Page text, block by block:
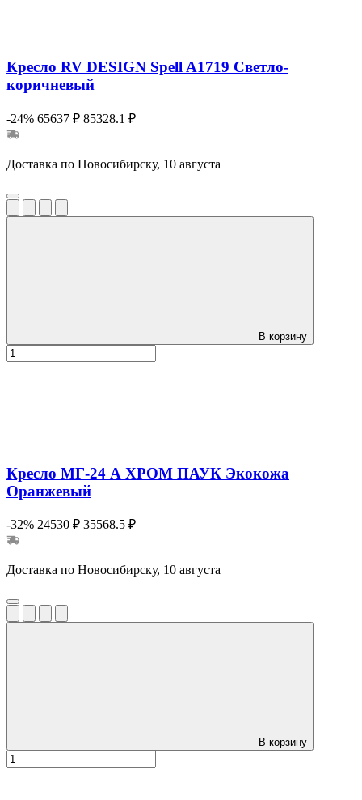
Кресло RV DESIGN Spell A1719 Светло-
коричневый
-24% 65637 ₽ 85328.1 ₽
Доставка по Новосибирску, 10 августа
В корзину
Кресло МГ-24 А ХРОМ ПАУК Экокожа
Оранжевый
-32% 24530 ₽ 35568.5 ₽
Доставка по Новосибирску, 10 августа
В корзину